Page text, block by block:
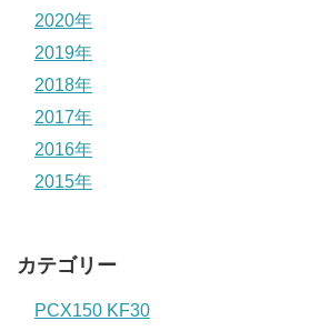
2020年
2019年
2018年
2017年
2016年
2015年
カテゴリー
PCX150 KF30